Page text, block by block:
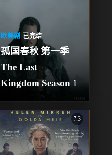
欧美剧 已完结
孤国春秋 第一季
The Last
Kingdom Season 1
7.3